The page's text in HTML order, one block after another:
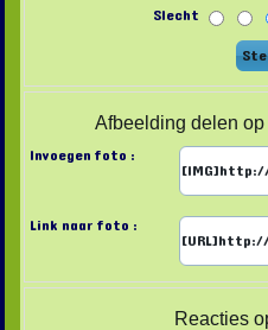
Slecht
Afbeelding delen
Invoegen foto :
Link naar foto :
Reacties